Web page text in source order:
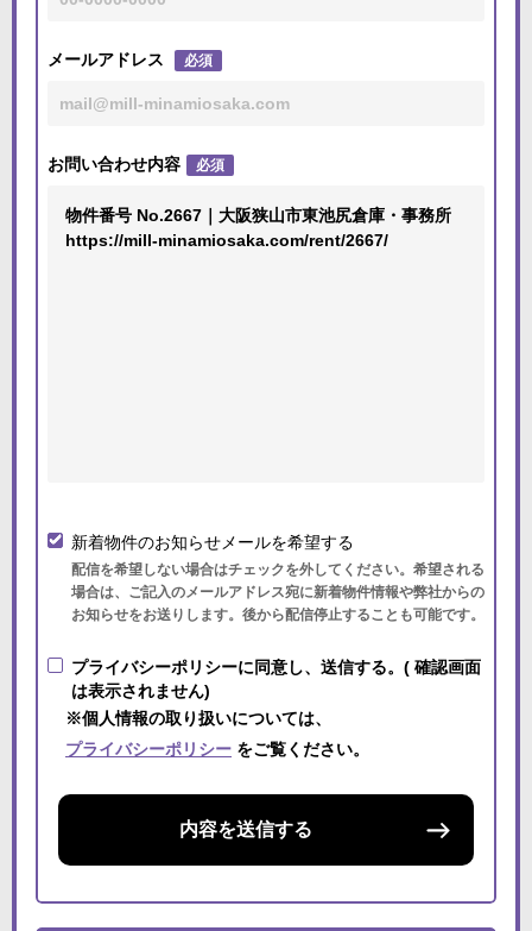
メールアドレス 必須
お問い合わせ内容 必須
新着物件のお知らせメールを希望する
配信を希望しない場合はチェックを外してください。希望される
場合は、ご記入のメールアドレス宛に新着物件情報や弊社からの
お知らせをお送りします。後から配信停止することも可能です。
プライバシーポリシーに同意し、送信する。( 確認画面
は表示されません)
※個人情報の取り扱いについては、
プライバシーポリシー をご覧ください。
内容を送信する